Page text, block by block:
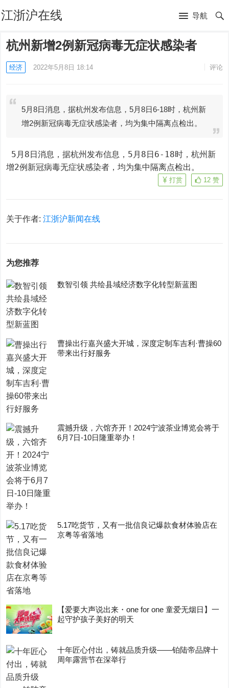
江浙沪在线 导航
杭州新增2例新冠病毒无症状感染者
经济 2022年5月8日 18:14 评论
5月8日消息，据杭州发布信息，5月8日6-18时，杭州新
增2例新冠病毒无症状感染者，均为集中隔离点检出。
增2例新冠病毒无症状感染者，均为集中隔离点检出。
12 赞
打赏
关于作者:江浙沪新闻在线
为您推荐
数智引领 共绘县域经济数字化转型新蓝图
曹操出行嘉兴盛大开城，深度定制车吉利·曹操60
带来出行好服务
震撼升级，六馆齐开！2024宁波茶业博览会将于
6月7日-10日隆重举办！
5.17吃货节，又有一批信良记爆款食材体验店在
京粤等省落地
【爱要大声说出来・one for one 童爱无烟日】一
起守护孩子美好的明天
十年匠心付出，铸就品质升级——铂陆帝品牌十
周年露营节在深举行